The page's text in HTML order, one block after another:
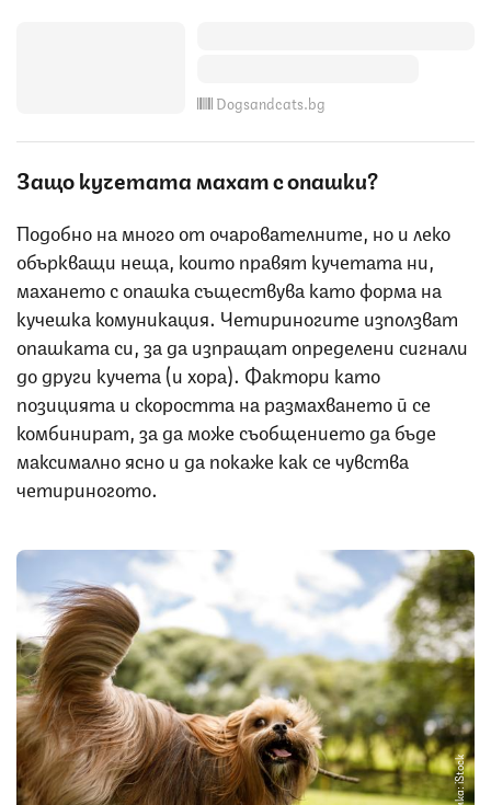
Dogsandcats.bg
Защо кучетата махат с опашки?
Подобно на много от очарователните, но и леко
объркващи неща, които правят кучетата ни,
махането с опашка съществува като форма на
кучешка комуникация. Четириногите използват
опашката си, за да изпращат определени сигнали
до други кучета (и хора). Фактори като
позицията и скоростта на размахването й се
комбинират, за да може съобщението да бъде
максимално ясно и да покаже как се чувства
четириногото.